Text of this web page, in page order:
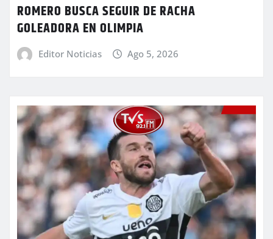
ROMERO BUSCA SEGUIR DE RACHA
GOLEADORA EN OLIMPIA
Editor Noticias Ago 5, 2026